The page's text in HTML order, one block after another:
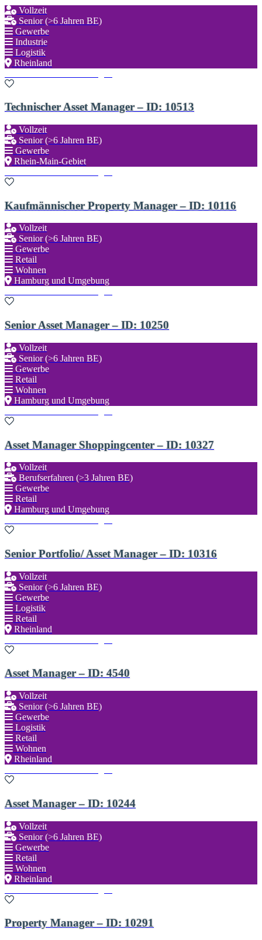
Vollzeit
Senior (>6 Jahren BE)
Gewerbe
Industrie
Logistik
Rheinland
Technischer Asset Manager – ID: 10513
Vollzeit
Senior (>6 Jahren BE)
Gewerbe
Rhein-Main-Gebiet
Kaufmännischer Property Manager – ID: 10116
Vollzeit
Senior (>6 Jahren BE)
Gewerbe
Retail
Wohnen
Hamburg und Umgebung
Senior Asset Manager – ID: 10250
Vollzeit
Senior (>6 Jahren BE)
Gewerbe
Retail
Wohnen
Hamburg und Umgebung
Asset Manager Shoppingcenter – ID: 10327
Vollzeit
Berufserfahren (>3 Jahren BE)
Gewerbe
Retail
Hamburg und Umgebung
Senior Portfolio/ Asset Manager – ID: 10316
Vollzeit
Senior (>6 Jahren BE)
Gewerbe
Logistik
Retail
Rheinland
Asset Manager – ID: 4540
Vollzeit
Senior (>6 Jahren BE)
Gewerbe
Logistik
Retail
Wohnen
Rheinland
Asset Manager – ID: 10244
Vollzeit
Senior (>6 Jahren BE)
Gewerbe
Retail
Wohnen
Rheinland
Property Manager – ID: 10291